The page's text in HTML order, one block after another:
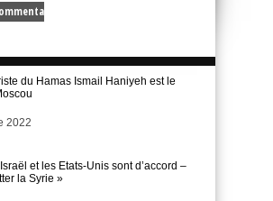
du Hamas Ismail Haniyeh est le
2022
et les Etats-Unis sont d’accord –
la Syrie »